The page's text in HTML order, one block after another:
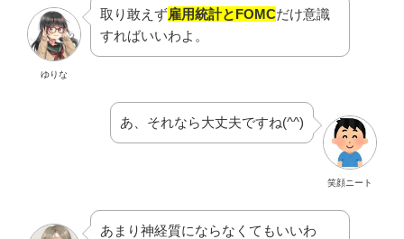
ゆりな
取り敢えず雇用統計とFOMCだけ意識
すればいいわよ。
笑顔ニート
あ、それなら大丈夫ですね(^^)
あまり神経質にならなくてもいいわ